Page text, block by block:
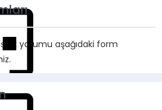
İlk yorumu aşağıdaki form